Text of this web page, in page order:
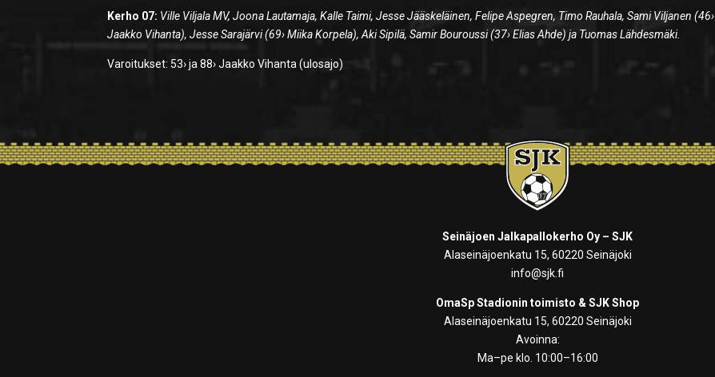
Kerho 07: Ville Viljala MV, Joona Lautamaja, Kalle Taimi, Jesse Jääskeläinen, Felipe Aspegren, Timo Rauhala, Sami Viljanen (46›
Jaakko Vihanta), Jesse Sarajärvi (69› Miika Korpela), Aki Sipilä, Samir Bouroussi (37› Elias Ahde) ja Tuomas Lähdesmäki.
Varoitukset: 53› ja 88› Jaakko Vihanta (ulosajo)
Seinäjoen Jalkapallokerho Oy – SJK
Alaseinäjoenkatu 15, 60220 Seinäjoki
info@sjk.fi
OmaSp Stadionin toimisto & SJK Shop
Alaseinäjoenkatu 15, 60220 Seinäjoki
Avoinna:
Ma–pe klo. 10:00–16:00